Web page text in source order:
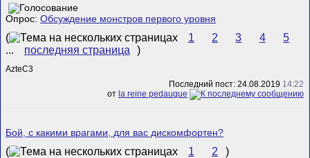
Опрос: Обсуждение монстров первого уровня
( 1 2 3 4
5
...
последняя страница )
AzteC3
Последний пост: 24.08.2019 14:22
от la reine pedauque
Бой, с какими врагами, для вас дискомфортен?
( 1 2 )